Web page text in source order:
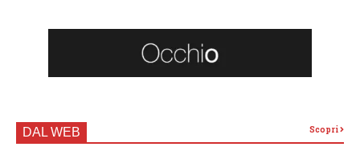
DAL WEB Scopri